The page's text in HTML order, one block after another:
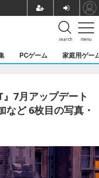
menu
search
PCゲーム 家庭用ゲー
』7月アップデート
ど 6枚目の写真・